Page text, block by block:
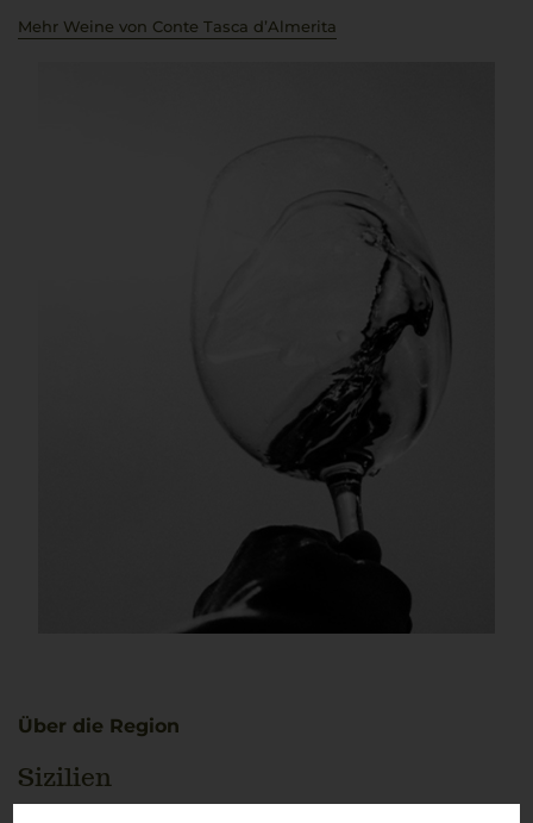
Mehr Weine von Conte Tasca d’Almerita
Über die Region
Sizilien